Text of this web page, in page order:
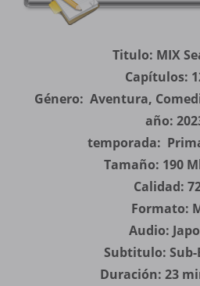
Titulo: MIX
Capítulos:
Género: Aventura,
año:
temporada:
Tamaño: 190
Calidad:
Formato:
Audio:
Subtitulo: Sub-
Duración: 23